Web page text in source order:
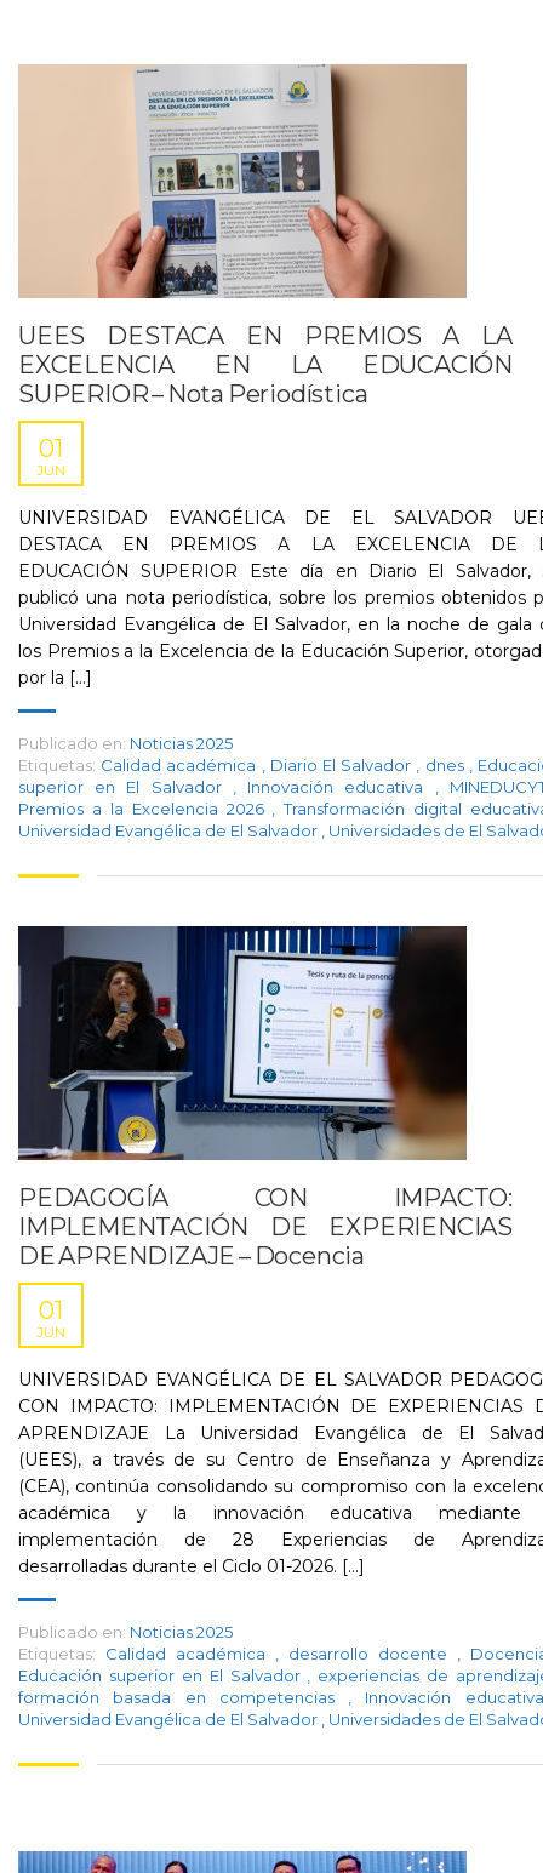
UEES DESTACA EN PREMIOS A LA
EXCELENCIA EN LA EDUCACIÓN
SUPERIOR – Nota Periodística
01
JUN
UNIVERSIDAD EVANGÉLICA DE EL SALVADOR
DESTACA EN PREMIOS A LA EXCELENCIA DE
EDUCACIÓN SUPERIOR Este día en Diario El Salvador,
publicó una nota periodística, sobre los premios obtenidos
Universidad Evangélica de El Salvador, en la noche de gala
los Premios a la Excelencia de la Educación Superior,
por la [...]
Publicado en: Noticias 2025
Etiquetas: Calidad académica Diario El Salvador dnes
superior en El Salvador
Innovación educativa
Premios a la Excelencia 2026
Transformación digital
Universidad Evangélica de El Salvador
Universidades de El
PEDAGOGÍA CON IMPACTO:
IMPLEMENTACIÓN DE EXPERIENCIAS
DE APRENDIZAJE – Docencia
01
JUN
UNIVERSIDAD EVANGÉLICA DE EL SALVADOR
CON IMPACTO: IMPLEMENTACIÓN DE EXPERIENCIAS
APRENDIZAJE La Universidad Evangélica de El
(UEES), a través de su Centro de Enseñanza y
(CEA), continúa consolidando su compromiso con la
académica y la innovación educativa mediante
implementación de 28 Experiencias de
desarrolladas durante el Ciclo 01-2026. [...]
Publicado en: Noticias 2025
Etiquetas:
Calidad académica desarrollo docente
Educación superior en El Salvador
experiencias de
formación basada en competencias
Innovación
Universidad Evangélica de El Salvador
Universidades de El